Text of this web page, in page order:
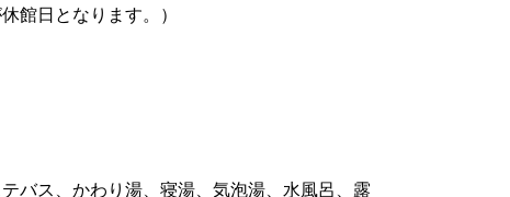
館日となります。）
バス、かわり湯、寝湯、気泡湯、水風呂、露